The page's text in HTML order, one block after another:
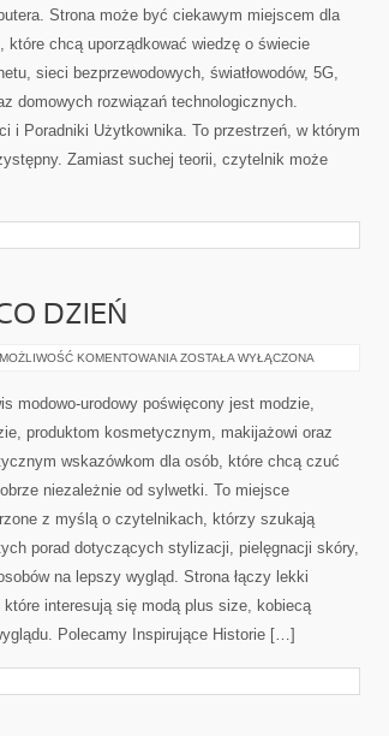
Strona może być ciekawym miejscem dla
które chcą uporządkować wiedzę o świecie
sieci bezprzewodowych, światłowodów, 5G,
domowych rozwiązań technologicznych.
i Poradniki Użytkownika. To przestrzeń, w którym
Zamiast suchej teorii, czytelnik może
DZIEŃ
MOŻLIWOŚĆ KOMENTOWANIA MODA
NA
CO
ZOSTAŁA WYŁĄCZONA
modowo-urodowy poświęcony jest modzie,
produktom kosmetycznym, makijażowi oraz
wskazówkom dla osób, które chcą czuć
niezależnie od sylwetki. To miejsce
z myślą o czytelnikach, którzy szukają
porad dotyczących stylizacji, pielęgnacji skóry,
na lepszy wygląd. Strona łączy lekki
interesują się modą plus size, kobiecą
Polecamy Inspirujące Historie […]